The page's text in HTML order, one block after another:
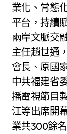
業化、常態
平台，持續
兩岸文脈交
主任趙世通
會長、原國
中共福建省
播電視節目
江等出席開
業共300餘